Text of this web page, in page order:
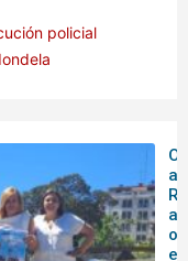
policial
O
o